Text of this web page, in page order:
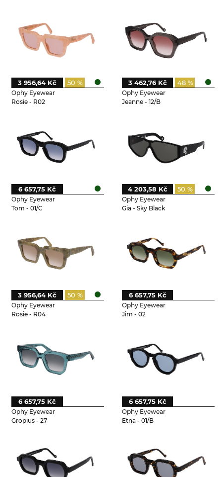
Ophy Eyewear
Rosie - R02
50 %
3 956,64 Kč
Ophy Eyewear
Jeanne - 12/B
48 %
3 462,76 Kč
Ophy Eyewear
Tom - 01/C
6 657,75 Kč
Ophy Eyewear
Gia - Sky Black
50 %
4 203,58 Kč
Ophy Eyewear
Rosie - R04
50 %
3 956,64 Kč
Ophy Eyewear
Jim - 02
6 657,75 Kč
Ophy Eyewear
Gropius - 27
6 657,75 Kč
Ophy Eyewear
Etna - 01/B
6 657,75 Kč